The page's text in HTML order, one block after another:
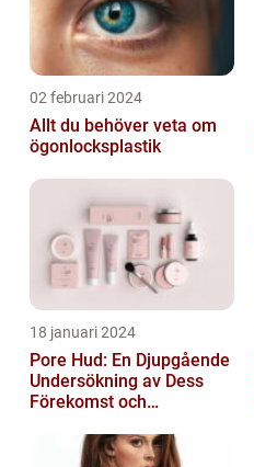
02 februari 2024
Allt du behöver veta om
ögonlocksplastik
18 januari 2024
Pore Hud: En Djupgående
Undersökning av Dess
Förekomst och